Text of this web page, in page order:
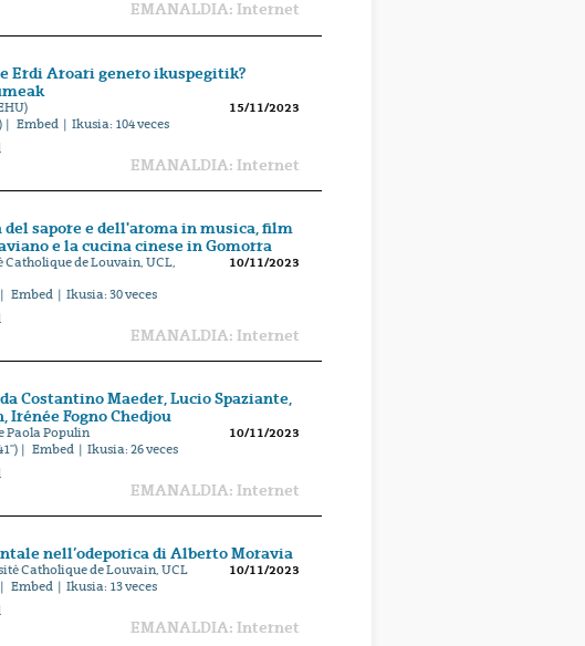
EMANALDIA: Internet
Erdi Aroari genero ikuspegitik?
15/11/2023
| Embed | Ikusia: 104veces
EMANALDIA: Internet
del sapore e dell'aroma in musica, film
e la cucina cinese in Gomorra
10/11/2023
de Louvain, UCL,
Embed | Ikusia: 30veces
EMANALDIA: Internet
Costantino Maeder, Lucio Spaziante,
Irénée Fogno Chedjou
10/11/2023
Paola Populin
| Embed | Ikusia: 26veces
EMANALDIA: Internet
nell’odeporica di Alberto Moravia
10/11/2023
Catholique de Louvain, UCL
Embed | Ikusia: 13veces
EMANALDIA: Internet